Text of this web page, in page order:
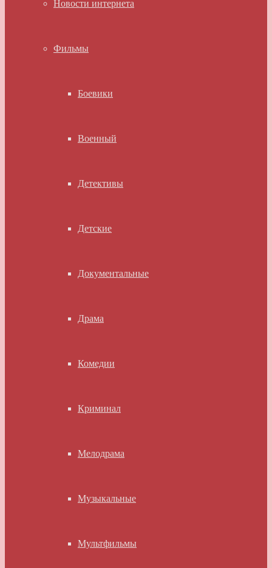
Новости интернета
Фильмы
Боевики
Военный
Детективы
Детские
Документальные
Драма
Комедии
Криминал
Мелодрама
Музыкальные
Мультфильмы